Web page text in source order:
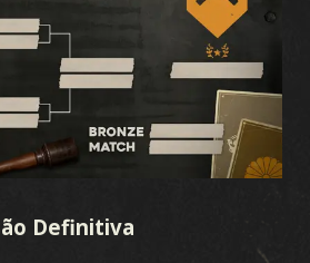
Definitiva
CARTAS
BARALHO BARALHOS DRAFT
EXPANSÃO DE VERÃO